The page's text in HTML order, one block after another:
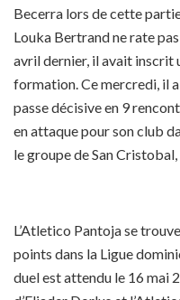
Becerra lors de cette
Louka Bertrand ne rate
avril dernier, il avait inscrit
formation. Ce mercredi, il
passe décisive en 9
en attaque pour son club
le groupe de San
L’Atletico Pantoja se
points dans la Ligue
duel est attendu le 16 mai